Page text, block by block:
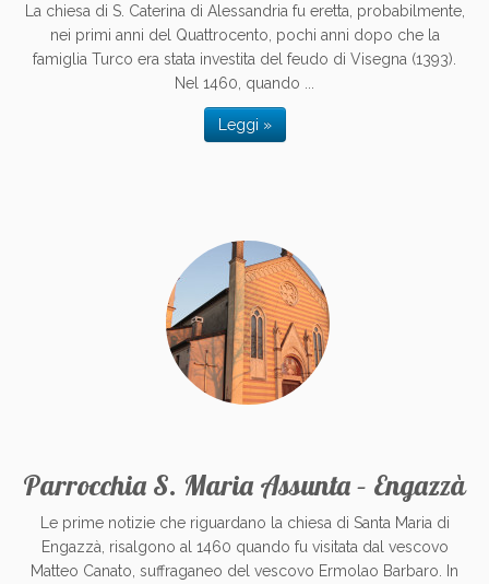
La chiesa di S. Caterina di Alessandria fu eretta, probabilmente,
nei primi anni del Quattrocento, pochi anni dopo che la
famiglia Turco era stata investita del feudo di Visegna (1393).
Nel 1460, quando ...
Leggi »
Parrocchia S. Maria Assunta – Engazzà
Le prime notizie che riguardano la chiesa di Santa Maria di
Engazzà, risalgono al 1460 quando fu visitata dal vescovo
Matteo Canato, suffraganeo del vescovo Ermolao Barbaro. In